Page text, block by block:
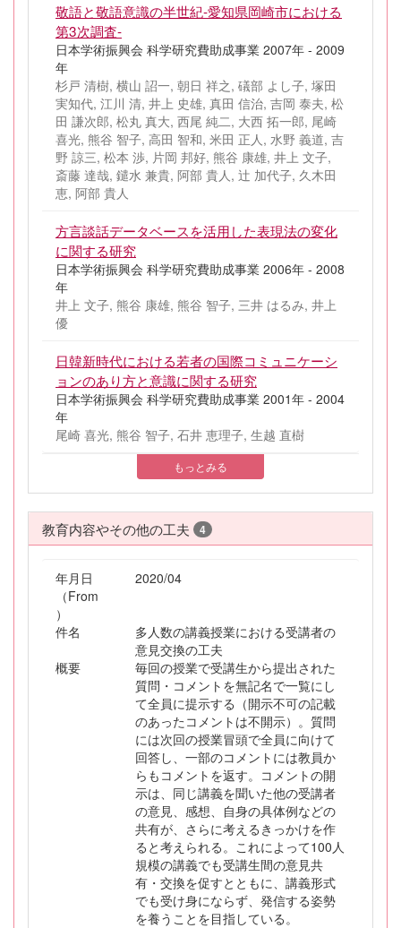
敬語と敬語意識の半世紀-愛知県岡崎市における
第3次調査-
日本学術振興会 科学研究費助成事業 2007年 - 2009
年
杉戸 清樹, 横山 詔一, 朝日 祥之, 礒部 よし子, 塚田
実知代, 江川 清, 井上 史雄, 真田 信治, 吉岡 泰夫, 松
田 謙次郎, 松丸 真大, 西尾 純二, 大西 拓一郎, 尾崎
喜光, 熊谷 智子, 高田 智和, 米田 正人, 水野 義道, 吉
野 諒三, 松本 渉, 片岡 邦好, 熊谷 康雄, 井上 文子,
斎藤 達哉, 鑓水 兼貴, 阿部 貴人, 辻 加代子, 久木田
恵, 阿部 貴人
方言談話データベースを活用した表現法の変化
に関する研究
日本学術振興会 科学研究費助成事業 2006年 - 2008
年
井上 文子, 熊谷 康雄, 熊谷 智子, 三井 はるみ, 井上
優
日韓新時代における若者の国際コミュニケーシ
ョンのあり方と意識に関する研究
日本学術振興会 科学研究費助成事業 2001年 - 2004
年
尾崎 喜光, 熊谷 智子, 石井 恵理子, 生越 直樹
もっとみる
教育内容やその他の工夫 4
年月日
（From
）
2020/04
件名
多人数の講義授業における受講者の
意見交換の工夫
概要
毎回の授業で受講生から提出された
質問・コメントを無記名で一覧にし
て全員に提示する（開示不可の記載
のあったコメントは不開示）。質問
には次回の授業冒頭で全員に向けて
回答し、一部のコメントには教員か
らもコメントを返す。コメントの開
示は、同じ講義を聞いた他の受講者
の意見、感想、自身の具体例などの
共有が、さらに考えるきっかけを作
ると考えられる。これによって100人
規模の講義でも受講生間の意見共
有・交換を促すとともに、講義形式
でも受け身にならず、発信する姿勢
を養うことを目指している。